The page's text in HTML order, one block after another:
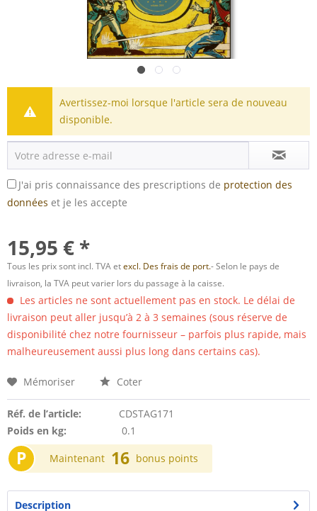
Avertissez-moi lorsque l'article sera de nouveau
disponible.
J'ai pris connaissance des prescriptions de protection des
données et je les accepte
15,95 € *
Tous les prix sont incl. TVA etexcl. Des frais de port.- Selon le pays de
livraison, la TVA peut varier lors du passage à la caisse.
Les articles ne sont actuellement pas en stock. Le délai de
livraison peut aller jusqu’à 2 à 3 semaines (sous réserve de
disponibilité chez notre fournisseur – parfois plus rapide, mais
malheureusement aussi plus long dans certains cas).
Mémoriser Coter
Réf. de l’article:
CDSTAG171
Poids en kg:
0.1
P Maintenant 16 bonus points
Description